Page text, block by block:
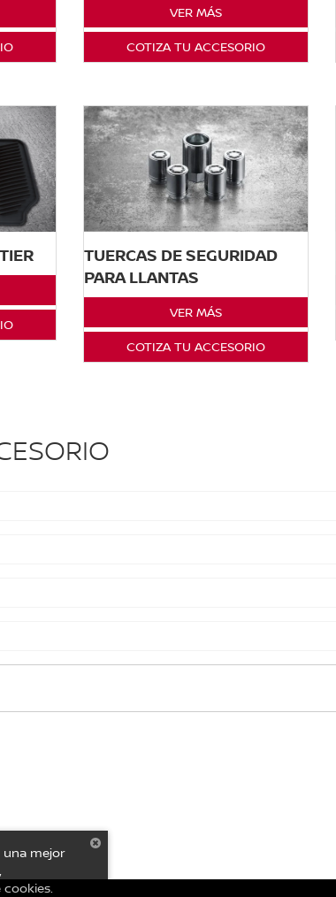
VER MÁS
COTIZA TU ACCESORIO
TUERCAS DE SEGURIDAD
PARA LLANTAS
VER MÁS
COTIZA TU ACCESORIO
una mejor